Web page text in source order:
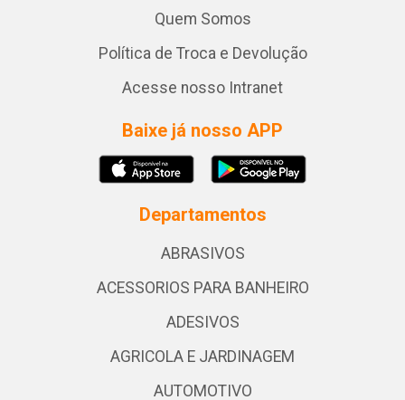
Quem Somos
Política de Troca e Devolução
Acesse nosso Intranet
Baixe já nosso APP
Departamentos
ABRASIVOS
ACESSORIOS PARA BANHEIRO
ADESIVOS
AGRICOLA E JARDINAGEM
AUTOMOTIVO